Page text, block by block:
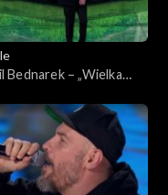
Bednarek – „Wielka
Jubileusz
Olewicza”